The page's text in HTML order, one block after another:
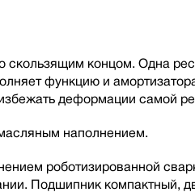
концом. Одна
функцию и
деформации самой
наполнением.
роботизированной
Подшипник